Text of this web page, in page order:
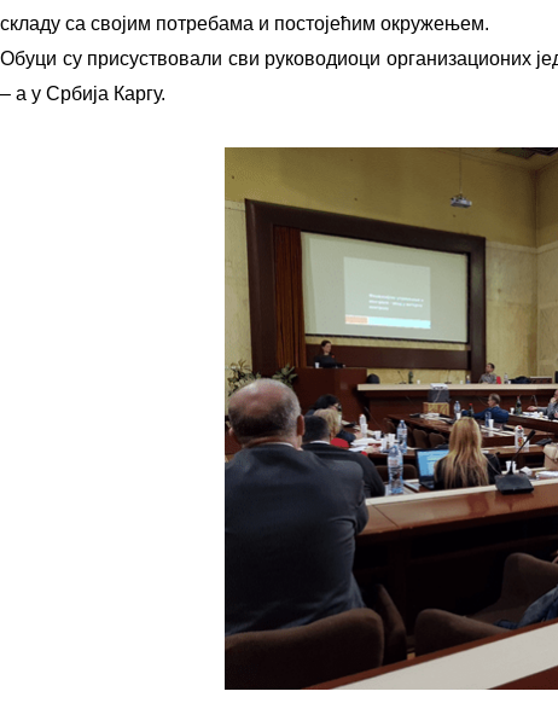
складу са својим потребама и постојећим окружењем.
Обуци су присуствовали сви руководиоци организационих
– а у Србија Каргу.